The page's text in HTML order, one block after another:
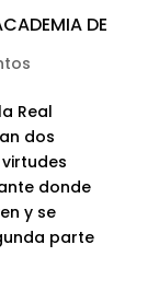
DE
Real
dos
donde
y se
parte